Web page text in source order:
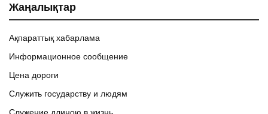
Жаңалықтар
Ақпараттық хабарлама
Информационное сообщение
Цена дороги
Служить государству и людям